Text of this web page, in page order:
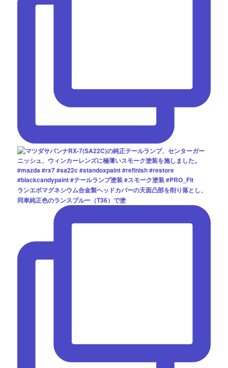
ランエボマグネシウム合金製ヘッドカバーの天面凸部を削り落とし、
同車純正色のランスブルー（T36）で塗